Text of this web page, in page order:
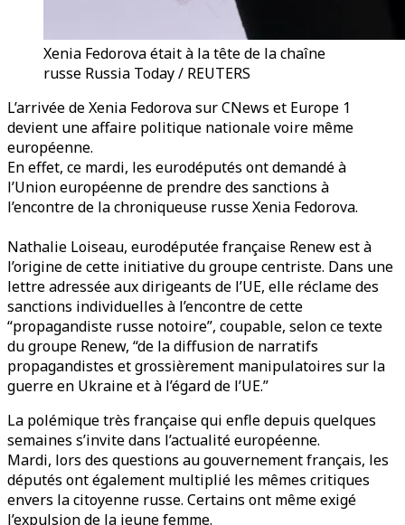
Xenia Fedorova était à la tête de la chaîne
russe Russia Today / REUTERS
L’arrivée de Xenia Fedorova sur CNews et Europe 1
devient une affaire politique nationale voire même
européenne.
En effet, ce mardi, les eurodéputés ont demandé à
l’Union européenne de prendre des sanctions à
l’encontre de la chroniqueuse russe Xenia Fedorova.
Nathalie Loiseau, eurodéputée française Renew est à
l’origine de cette initiative du groupe centriste. Dans une
lettre adressée aux dirigeants de l’UE, elle réclame des
sanctions individuelles à l’encontre de cette
“propagandiste russe notoire”, coupable, selon ce texte
du groupe Renew, “de la diffusion de narratifs
propagandistes et grossièrement manipulatoires sur la
guerre en Ukraine et à l’égard de l’UE.”
La polémique très française qui enfle depuis quelques
semaines s’invite dans l’actualité européenne.
Mardi, lors des questions au gouvernement français, les
députés ont également multiplié les mêmes critiques
envers la citoyenne russe. Certains ont même exigé
l’expulsion de la jeune femme.